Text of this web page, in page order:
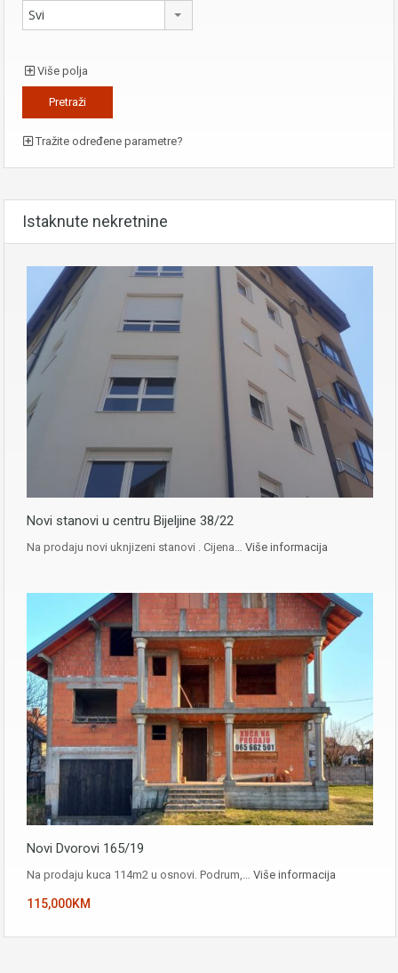
Svi
Više polja
Tražite određene parametre?
Istaknute nekretnine
Novi stanovi u centru Bijeljine 38/22
Na prodaju novi uknjizeni stanovi . Cijena… Više informacija
Novi Dvorovi 165/19
Na prodaju kuca 114m2 u osnovi. Podrum,… Više informacija
115,000KM